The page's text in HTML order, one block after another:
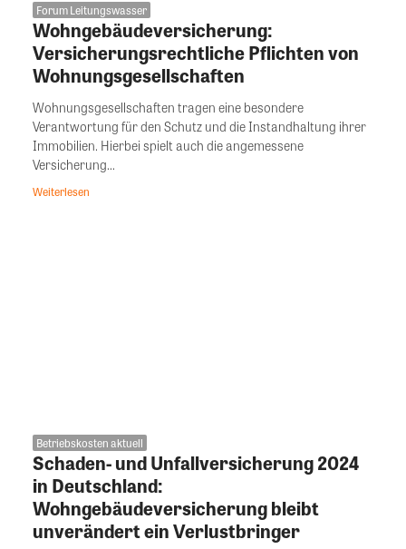
Forum Leitungswasser
Wohngebäudeversicherung:
Versicherungsrechtliche Pflichten von
Wohnungsgesellschaften
Wohnungsgesellschaften tragen eine besondere
Verantwortung für den Schutz und die Instandhaltung ihrer
Immobilien. Hierbei spielt auch die angemessene
Versicherung...
Weiterlesen
Betriebskosten aktuell
Schaden- und Unfallversicherung 2024
in Deutschland:
Wohngebäudeversicherung bleibt
unverändert ein Verlustbringer